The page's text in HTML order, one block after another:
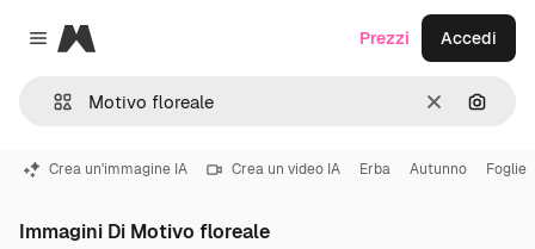
Close menu
Magnific
CancellaCerca
Prezzi Accedi
Crea un'immagine IA Crea un video IA Erba Autunno Foglie
Immagini Di Motivo floreale